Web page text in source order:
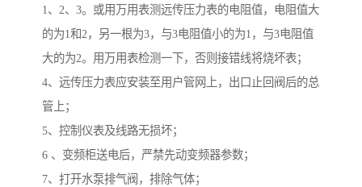
1、2、3。或用万用表测远传压力表的电阻值，电阻值大
的为1和2，另一根为3，与3电阻值小的为1，与3电阻值
大的为2。用万用表检测一下，否则接错线将烧坏表；
4、远传压力表应安装至用户管网上，出口止回阀后的总
管上；
5、控制仪表及线路无损坏；
6 、变频柜送电后，严禁先动变频器参数；
7、打开水泵排气阀，排除气体；